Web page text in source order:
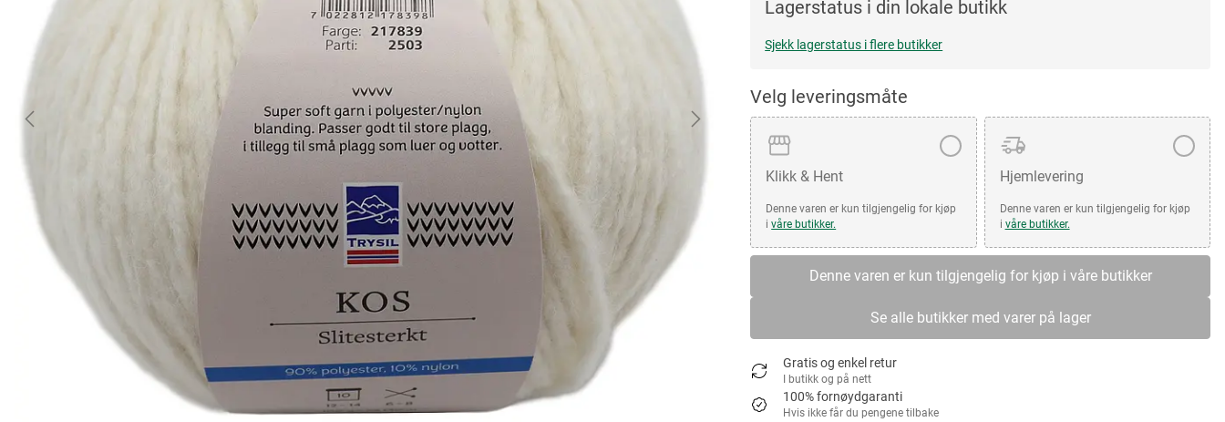
Lagerstatus i din lokale butikk
Sjekk lagerstatus i flere butikker
Velg leveringsmåte
Klikk & Hent
Denne varen er kun tilgjengelig for kjøp
ivåre butikker.
Hjemlevering
Denne varen er kun tilgjengelig for kjøp
i våre butikker.
Denne varen er kun tilgjengelig for kjøp i våre butikker
Se alle butikker med varer på lager
Gratis og enkel retur
I butikk og på nett
100% fornøydgaranti
Hvis ikke får du pengene tilbake